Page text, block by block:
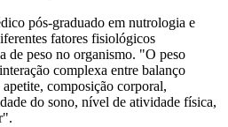
pós-graduado em nutrologia e
fatores fisiológicos
de peso no organismo. "O peso
complexa entre balanço
composição corporal,
do sono, nível de atividade física,